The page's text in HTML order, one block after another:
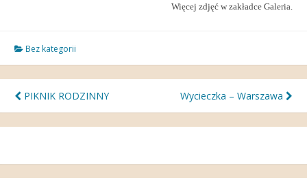
Więcej zdjęć w zakładce Galeria.
Bez kategorii
Nawigacja
wpisu
PIKNIK RODZINNY Wycieczka – Warszawa